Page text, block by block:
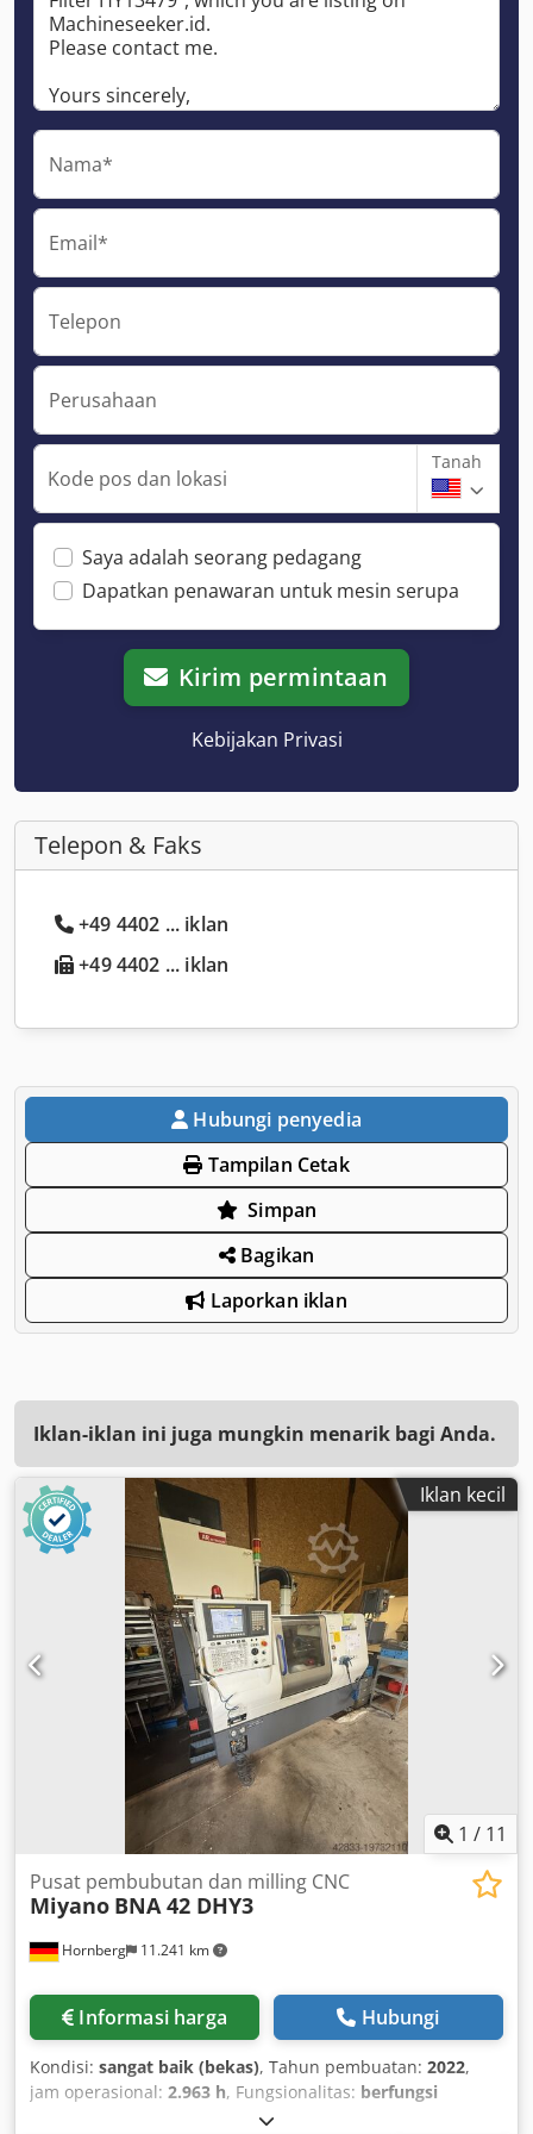
Nama*
Email*
Telepon
Perusahaan
Kode pos dan lokasi
Tanah
Saya adalah seorang pedagang
Dapatkan penawaran untuk mesin serupa
Kirim permintaan
Kebijakan Privasi
Telepon & Faks
+49 4402 ... iklan
+49 4402 ... iklan
Hubungi penyedia
Tampilan Cetak
Simpan
Bagikan
Laporkan iklan
Iklan-iklan ini juga mungkin menarik bagi Anda.
Iklan kecil
1 / 11
Hornberg 11.241 km
Pusat pembubutan dan milling CNC
Miyano BNA 42 DHY3
Informasi harga Hubungi
Kondisi: sangat baik (bekas), Tahun pembuatan: 2022,
jam operasional: 2.963 h, Fungsionalitas: berfungsi
, kecepatan spindel (maks.):